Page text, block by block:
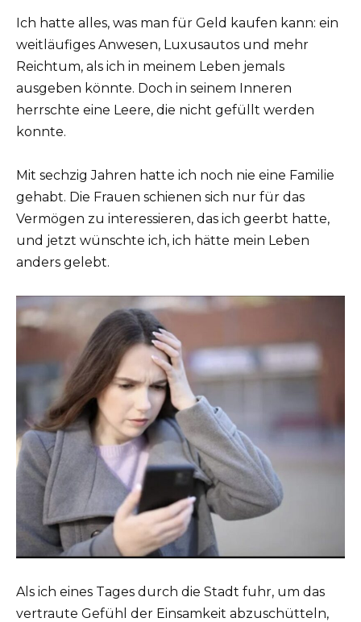
Ich hatte alles, was man für Geld kaufen kann: ein
weitläufiges Anwesen, Luxusautos und mehr
Reichtum, als ich in meinem Leben jemals
ausgeben könnte. Doch in seinem Inneren
herrschte eine Leere, die nicht gefüllt werden
konnte.
Mit sechzig Jahren hatte ich noch nie eine Familie
gehabt. Die Frauen schienen sich nur für das
Vermögen zu interessieren, das ich geerbt hatte,
und jetzt wünschte ich, ich hätte mein Leben
anders gelebt.
Als ich eines Tages durch die Stadt fuhr, um das
vertraute Gefühl der Einsamkeit abzuschütteln,